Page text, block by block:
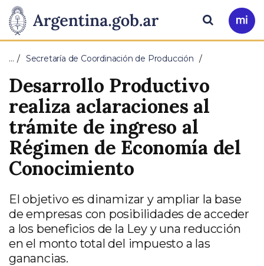
Presidencia
de
la
Nación
Pasar al contenido principal
Ir
a
Buscar
… Secretaría de Coordinación de Producción
Desarrollo Productivo
realiza aclaraciones al
trámite de ingreso al
Régimen de Economía del
Conocimiento
El objetivo es dinamizar y ampliar la base
de empresas con posibilidades de acceder
a los beneficios de la Ley y una reducción
en el monto total del impuesto a las
ganancias.